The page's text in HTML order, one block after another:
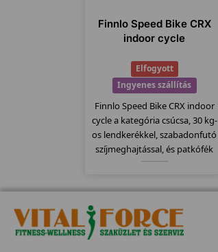
Finnlo Speed Bike CRX
indoor cycle
Elfogyott
Ingyenes szállítás
Finnlo Speed Bike CRX indoor
cycle a kategória csúcsa, 30 kg-
os lendkerékkel, szabadonfutó
szíjmeghajtással, és patkófék
kitartóknak, ekkora
lendkerékkel csúcsokat
dönthetünk meg!